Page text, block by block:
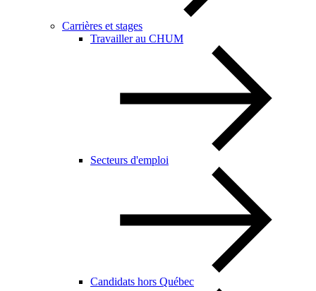
Carrières et stages
Travailler au CHUM
Secteurs d'emploi
Candidats hors Québec